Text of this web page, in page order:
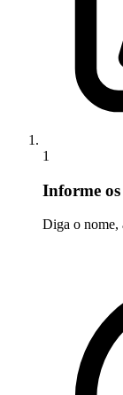
1
Informe
Diga o nome,